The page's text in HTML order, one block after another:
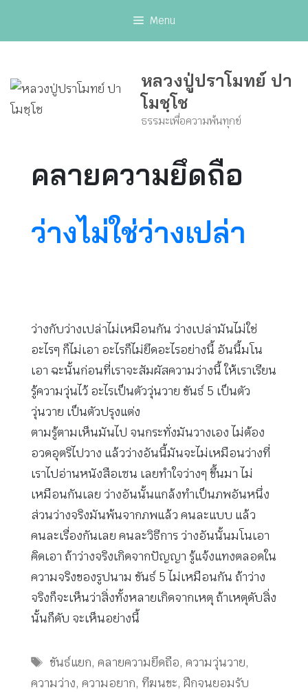
Menu
หลวงปู่ปราโมทย์ ปา
โมชฺโช
ธรรมะเพื่อความพ้นทุกข์
คลายความยึดถือ
ว่างไม่ใช่ว่างเปล่า
ว่างกับว่างเปล่าไม่เหมือนกัน ว่างเปล่ามันไม่ใช่
อะไรๆ ก็ไม่เอา อะไรก็ไม่ยึดอะไรอย่างนี้ อันนี้มโน
เอา ฉะนั้นก่อนที่เราจะสัมผัสความว่างนี้ ให้เราเรียน
รู้ความวุ่นไว้ อะไรเป็นตัววุ่นวาย ขันธ์ 5 เป็นตัว
วุ่นวาย เป็นตัวปรุงแต่ง
ตามรู้ตามเห็นมันไป จนกระทั่งมันวางเอง ไม่ต้อง
อวดอุตริไปวาง แล้วว่างอันนี้มันจะไม่เหมือนว่างที่
เราไปอ่านหนังสือเซน เลยทำใจว่างๆ ขึ้นมา ไม่
เหมือนกันเลย ว่างอันนั้นแกล้งทำเป็นภพอันหนึ่ง
ส่วนว่างจริงมันพ้นจากภพแล้ว คนละแบบ แล้ว
คนละเรื่องกันเลย คนละวิธีการ ว่างอันนั้นมโนเอา
คิดเอา ถ้าว่างจริงเกิดจากปัญญา รู้แจ้งแทงตลอดใน
ความจริงของรูปนาม ขันธ์ 5 ไม่เหมือนกัน ถ้าว่าง
จริงก็จะเห็นว่าสิ่งทั้งหลายเกิดจากเหตุ ถ้าเหตุดับสิ่ง
นั้นก็ดับ จะเห็นอย่างนี้
Tags
ขันธ์แยก,คลายความยึดถือ,ความวุ่นวาย,
ความว่าง, ความอยาก, ทีฆนขะ, ฝึกจนยอมรับ